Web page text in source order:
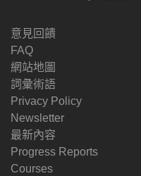
意見回饋
FAQ
網站地圖
詞彙術語
Privacy Policy
Newsletter
最新內容
Progress Reports
Courses